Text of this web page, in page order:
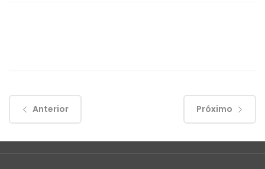
Anterior Próximo